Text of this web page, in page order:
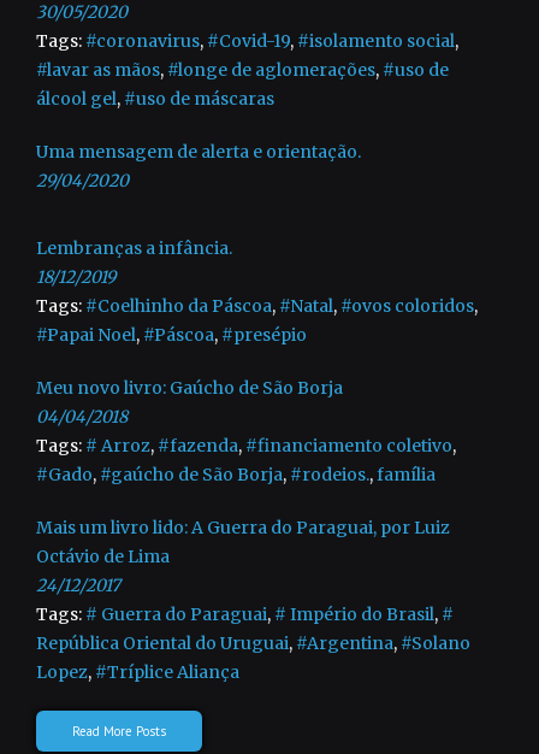
30/05/2020
Tags: #coronavirus, #Covid-19, #isolamento social,
#lavar as mãos, #longe de aglomerações, #uso de
álcool gel, #uso de máscaras
Uma mensagem de alerta e orientação.
29/04/2020
Lembranças a infância.
18/12/2019
Tags: #Coelhinho da Páscoa, #Natal, #ovos coloridos,
#Papai Noel, #Páscoa, #presépio
Meu novo livro: Gaúcho de São Borja
04/04/2018
Tags: # Arroz, #fazenda, #financiamento coletivo,
#Gado, #gaúcho de São Borja, #rodeios.,família
Mais um livro lido: A Guerra do Paraguai, por Luiz
Octávio de Lima
24/12/2017
Tags: # Guerra do Paraguai, # Império do Brasil, #
República Oriental do Uruguai, #Argentina, #Solano
Lopez, #Tríplice Aliança
Read More Posts